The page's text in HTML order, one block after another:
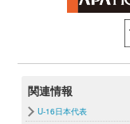
関連情報
U-16日本代表